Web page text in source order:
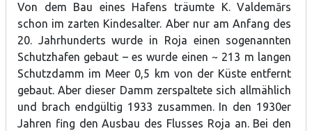
Von dem Bau eines Hafens träumte K. Valdemārs
schon im zarten Kindesalter. Aber nur am Anfang des
20. Jahrhunderts wurde in Roja einen sogenannten
Schutzhafen gebaut – es wurde einen ~ 213 m langen
Schutzdamm im Meer 0,5 km von der Küste entfernt
gebaut. Aber dieser Damm zerspaltete sich allmählich
und brach endgültig 1933 zusammen. In den 1930er
Jahren fing den Ausbau des Flusses Roja an. Bei den